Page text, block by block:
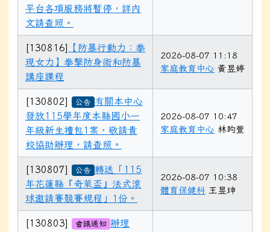
平台各項服務將暫停，詳內
文請查照。
[130816]
【防暴行動力：拳
現女力】拳擊防身術和防暴
講座課程
2026-08-07 11:18
家庭教育中心 黃昱婷
[130802] 公告 有關本中心
發放115學年度本縣國小一
年級新生禮包1案，敬請貴
校協助辦理，請查照。
2026-08-07 10:47
家庭教育中心 林昀萱
[130807] 公告 轉送「115
年花蓮縣『奇萊盃』法式滾
球邀請賽競賽規程」1份。
2026-08-07 10:38
體育保健科 王昱珅
[130803] 會議通知 辦理